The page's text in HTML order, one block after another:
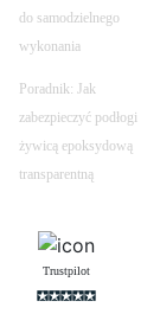
do samodzielnego
wykonania
Poradnik: Jak
zabezpieczyć podłogi
żywicą epoksydową
transparentną
Trustpilot